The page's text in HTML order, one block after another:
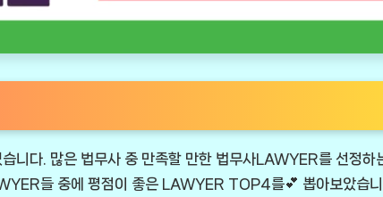
니다. 많은 법무사 중 만족할 만한 법무사LAWYER를 선정하
들 중에 평점이 좋은 LAWYER TOP4를💕 뽑아보았습니